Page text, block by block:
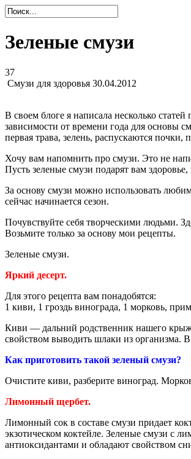
Зеленые смузи
37
Смузи для здоровья 30.04.2012
В своем блоге я написала несколько
зависимости от времени года для основы
первая трава, зелень, распускаются почки,
Хочу вам напомнить про смузи. Это не
Пусть зеленые смузи подарят вам
За основу смузи можно использовать
сейчас начинается сезон.
Почувствуйте себя творческими людьми.
Возьмите только за основу мои рецепты.
Зеленые смузи.
Яркий десерт.
Для этого рецепта вам понадобятся:
1 киви, 1 гроздь винограда, 1 морковь,
Киви — дальний родственник нашего
свойством выводить шлаки из организма.
Как приготовить такой зеленый смузи?
Очистите киви, разберите виноград.
Лимонный щербет.
Лимонный сок в составе смузи придает
экзотическом коктейле. Зеленые смузи с
антиоксидантами и обладают свойством